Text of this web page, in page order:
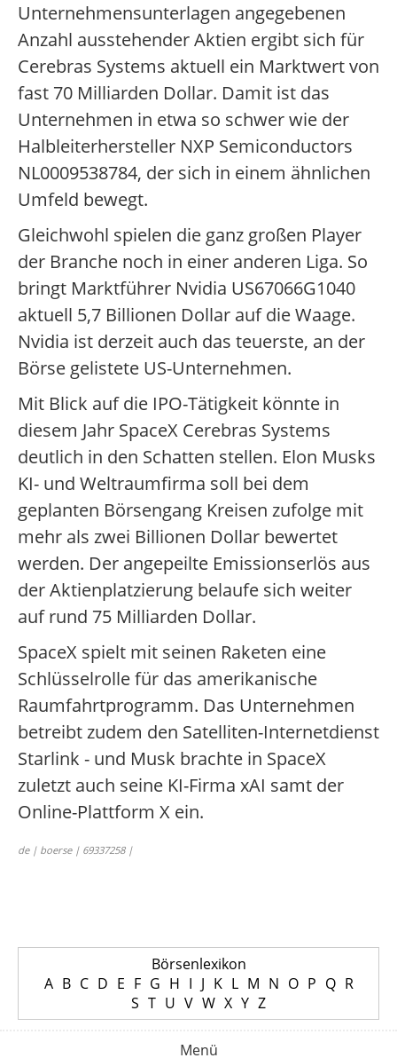
Unternehmensunterlagen angegebenen
Anzahl ausstehender Aktien ergibt sich für
Cerebras Systems aktuell ein Marktwert von
fast 70 Milliarden Dollar. Damit ist das
Unternehmen in etwa so schwer wie der
Halbleiterhersteller NXP Semiconductors
NL0009538784, der sich in einem ähnlichen
Umfeld bewegt.
Gleichwohl spielen die ganz großen Player
der Branche noch in einer anderen Liga. So
bringt Marktführer Nvidia US67066G1040
aktuell 5,7 Billionen Dollar auf die Waage.
Nvidia ist derzeit auch das teuerste, an der
Börse gelistete US-Unternehmen.
Mit Blick auf die IPO-Tätigkeit könnte in
diesem Jahr SpaceX Cerebras Systems
deutlich in den Schatten stellen. Elon Musks
KI- und Weltraumfirma soll bei dem
geplanten Börsengang Kreisen zufolge mit
mehr als zwei Billionen Dollar bewertet
werden. Der angepeilte Emissionserlös aus
der Aktienplatzierung belaufe sich weiter
auf rund 75 Milliarden Dollar.
SpaceX spielt mit seinen Raketen eine
Schlüsselrolle für das amerikanische
Raumfahrtprogramm. Das Unternehmen
betreibt zudem den Satelliten-Internetdienst
Starlink - und Musk brachte in SpaceX
zuletzt auch seine KI-Firma xAI samt der
Online-Plattform X ein.
de | boerse | 69337258 |
Börsenlexikon
A B C D E F G H I J K L M N O P Q R
S T U V W X Y Z
Menü